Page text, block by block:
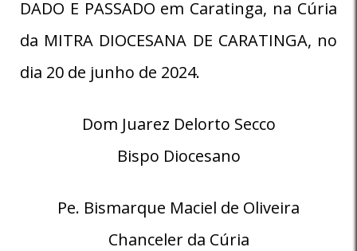
DADO E PASSADO em Caratinga, na Cúria
da MITRA DIOCESANA DE CARATINGA, no
dia 20 de junho de 2024.
Dom Juarez Delorto Secco
Bispo Diocesano
Pe. Bismarque Maciel de Oliveira
Chanceler da Cúria